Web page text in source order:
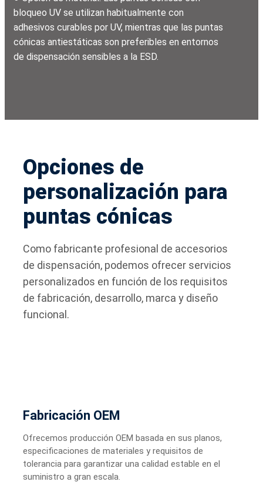
bloqueo UV se utilizan habitualmente con
adhesivos curables por UV, mientras que las puntas
cónicas antiestáticas son preferibles en entornos
de dispensación sensibles a la ESD.
Opciones de
personalización para
puntas cónicas
Como fabricante profesional de accesorios
de dispensación, podemos ofrecer servicios
personalizados en función de los requisitos
de fabricación, desarrollo, marca y diseño
funcional.
Fabricación OEM
Ofrecemos producción OEM basada en sus planos,
especificaciones de materiales y requisitos de
tolerancia para garantizar una calidad estable en el
suministro a gran escala.